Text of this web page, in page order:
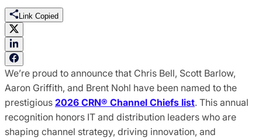
Link Copied
We’re proud to announce that Chris Bell, Scott Barlow,
Aaron Griffith, and Brent Nohl have been named to the
prestigious 2026 CRN® Channel Chiefs list. This annual
recognition honors IT and distribution leaders who are
shaping channel strategy, driving innovation, and